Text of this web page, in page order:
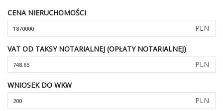
CENA NIERUCHOMOŚCI
PLN
VAT OD TAKSY NOTARIALNEJ (OPŁATY NOTARIALNEJ)
PLN
WNIOSEK DO WKW
PLN